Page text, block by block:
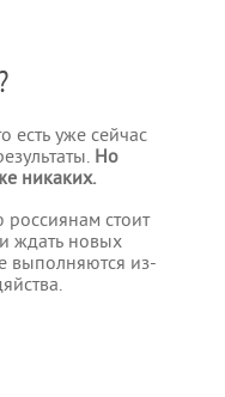
есть уже сейчас
Но
никаких.
россиянам стоит
ждать новых
выполняются из-